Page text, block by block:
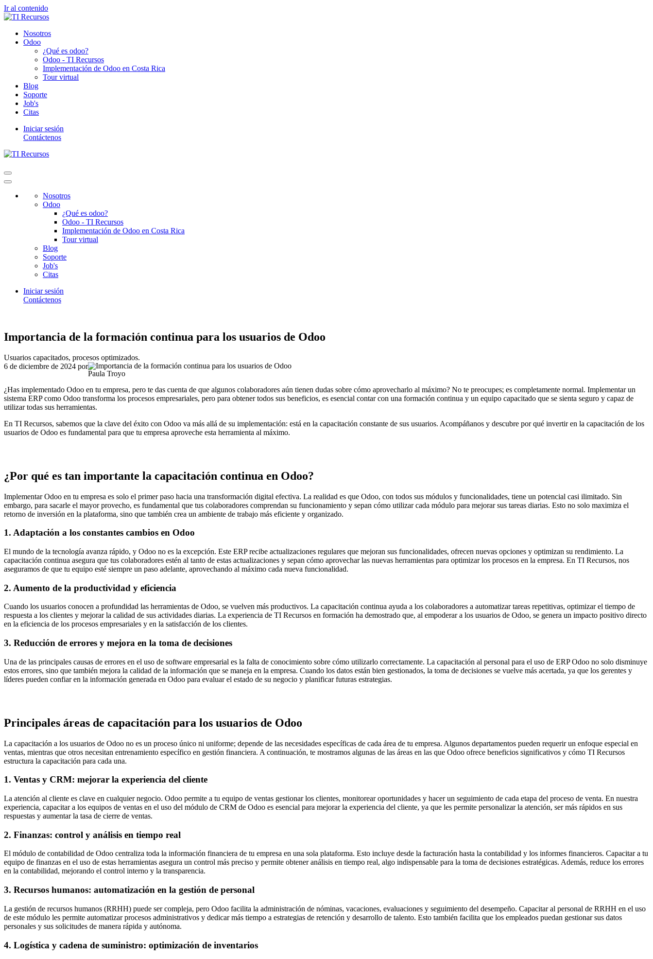
Ir al contenido
Nosotros
Odoo
¿Qué es odoo?
Odoo - TI Recursos
Implementación de Odoo en Costa Rica
Tour virtual
Blog
Soporte
Job's
Citas
Iniciar sesión
Contáctenos
Nosotros
Odoo
¿Qué es odoo?
Odoo - TI Recursos
Implementación de Odoo en Costa Rica
Tour virtual
Blog
Soporte
Job's
Citas
Iniciar sesión
Contáctenos
Importancia de la formación continua para los usuarios de Odoo
Usuarios capacitados, procesos optimizados.
6 de diciembre de 2024 por
Paula Troyo
¿Has implementado Odoo en tu empresa, pero te das cuenta de que algunos colaboradores aún tienen dudas sobre cómo aprovecharlo al máximo? No te preocupes; es completamente normal. Implementar un
sistema ERP como Odoo transforma los procesos empresariales, pero para obtener todos sus beneficios, es esencial contar con una formación continua y un equipo capacitado que se sienta seguro y capaz de
utilizar todas sus herramientas.
En TI Recursos, sabemos que la clave del éxito con Odoo va más allá de su implementación: está en la capacitación constante de sus usuarios. Acompáñanos y descubre por qué invertir en la capacitación de los
usuarios de Odoo es fundamental para que tu empresa aproveche esta herramienta al máximo.
¿Por qué es tan importante la capacitación continua en Odoo?
Implementar Odoo en tu empresa es solo el primer paso hacia una transformación digital efectiva. La realidad es que Odoo, con todos sus módulos y funcionalidades, tiene un potencial casi ilimitado. Sin
embargo, para sacarle el mayor provecho, es fundamental que tus colaboradores comprendan su funcionamiento y sepan cómo utilizar cada módulo para mejorar sus tareas diarias. Esto no solo maximiza el
retorno de inversión en la plataforma, sino que también crea un ambiente de trabajo más eficiente y organizado.
1. Adaptación a los constantes cambios en Odoo
El mundo de la tecnología avanza rápido, y Odoo no es la excepción. Este ERP recibe actualizaciones regulares que mejoran sus funcionalidades, ofrecen nuevas opciones y optimizan su rendimiento. La
capacitación continua asegura que tus colaboradores estén al tanto de estas actualizaciones y sepan cómo aprovechar las nuevas herramientas para optimizar los procesos en la empresa. En TI Recursos, nos
aseguramos de que tu equipo esté siempre un paso adelante, aprovechando al máximo cada nueva funcionalidad.
2. Aumento de la productividad y eficiencia
Cuando los usuarios conocen a profundidad las herramientas de Odoo, se vuelven más productivos. La capacitación continua ayuda a los colaboradores a automatizar tareas repetitivas, optimizar el tiempo de
respuesta a los clientes y mejorar la calidad de sus actividades diarias. La experiencia de TI Recursos en formación ha demostrado que, al empoderar a los usuarios de Odoo, se genera un impacto positivo directo
en la eficiencia de los procesos empresariales y en la satisfacción de los clientes.
3. Reducción de errores y mejora en la toma de decisiones
Una de las principales causas de errores en el uso de software empresarial es la falta de conocimiento sobre cómo utilizarlo correctamente. La capacitación al personal para el uso de ERP Odoo no solo disminuye
estos errores, sino que también mejora la calidad de la información que se maneja en la empresa. Cuando los datos están bien gestionados, la toma de decisiones se vuelve más acertada, ya que los gerentes y
líderes pueden confiar en la información generada en Odoo para evaluar el estado de su negocio y planificar futuras estrategias.
Principales áreas de capacitación para los usuarios de Odoo
La capacitación a los usuarios de Odoo no es un proceso único ni uniforme; depende de las necesidades específicas de cada área de tu empresa. Algunos departamentos pueden requerir un enfoque especial en
ventas, mientras que otros necesitan entrenamiento específico en gestión financiera. A continuación, te mostramos algunas de las áreas en las que Odoo ofrece beneficios significativos y cómo TI Recursos
estructura la capacitación para cada una.
1. Ventas y CRM: mejorar la experiencia del cliente
La atención al cliente es clave en cualquier negocio. Odoo permite a tu equipo de ventas gestionar los clientes, monitorear oportunidades y hacer un seguimiento de cada etapa del proceso de venta. En nuestra
experiencia, capacitar a los equipos de ventas en el uso del módulo de CRM de Odoo es esencial para mejorar la experiencia del cliente, ya que les permite personalizar la atención, ser más rápidos en sus
respuestas y aumentar la tasa de cierre de ventas.
2. Finanzas: control y análisis en tiempo real
El módulo de contabilidad de Odoo centraliza toda la información financiera de tu empresa en una sola plataforma. Esto incluye desde la facturación hasta la contabilidad y los informes financieros. Capacitar a tu
equipo de finanzas en el uso de estas herramientas asegura un control más preciso y permite obtener análisis en tiempo real, algo indispensable para la toma de decisiones estratégicas. Además, reduce los errores
en la contabilidad, mejorando el control interno y la transparencia.
3. Recursos humanos: automatización en la gestión de personal
La gestión de recursos humanos (RRHH) puede ser compleja, pero Odoo facilita la administración de nóminas, vacaciones, evaluaciones y seguimiento del desempeño. Capacitar al personal de RRHH en el uso
de este módulo les permite automatizar procesos administrativos y dedicar más tiempo a estrategias de retención y desarrollo de talento. Esto también facilita que los empleados puedan gestionar sus datos
personales y sus solicitudes de manera rápida y autónoma.
4. Logística y cadena de suministro: optimización de inventarios